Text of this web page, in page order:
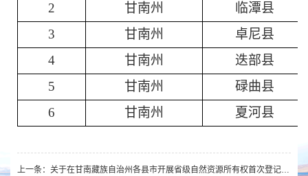
2
甘南州
临潭县
3
甘南州
卓尼县
4
甘南州
迭部县
5
甘南州
碌曲县
6
甘南州 夏河县
上一条： 关于在甘南藏族自治州各县市开展省级自然资源所有权首次登记的通告